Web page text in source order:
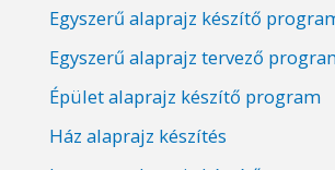
Egyszerű alaprajz készítő
Egyszerű alaprajz tervező
Épület alaprajz készítő program
Ház alaprajz készítés